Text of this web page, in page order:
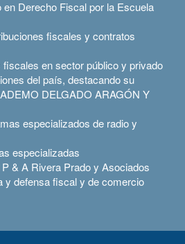
Derecho Fiscal por la Escuela
fiscales y contratos
en sector público y privado
del país, destacando su
DELGADO ARAGÓN Y
especializados de radio y
especializadas
& A Rivera Prado y Asociados
y defensa fiscal y de comercio